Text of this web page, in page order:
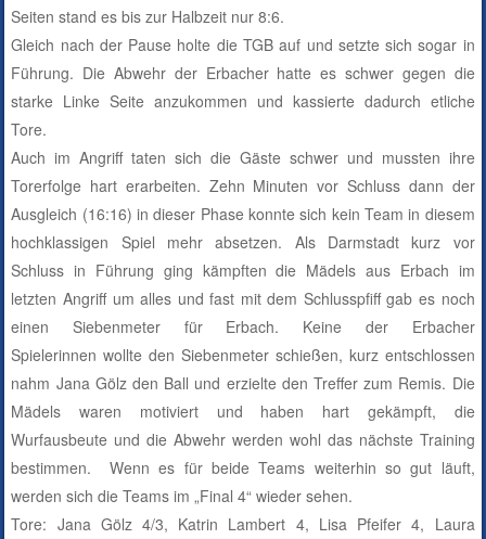
Seiten stand es bis zur Halbzeit nur 8:6.
Gleich nach der Pause holte die TGB auf und setzte sich sogar in
Führung. Die Abwehr der Erbacher hatte es schwer gegen die
starke Linke Seite anzukommen und kassierte dadurch etliche
Tore.
Auch im Angriff taten sich die Gäste schwer und mussten ihre
Torerfolge hart erarbeiten. Zehn Minuten vor Schluss dann der
Ausgleich (16:16) in dieser Phase konnte sich kein Team in diesem
hochklassigen Spiel mehr absetzen.
Als Darmstadt kurz vor
Schluss in Führung ging kämpften die Mädels aus Erbach im
letzten Angriff um alles und fast mit dem Schlusspfiff gab es noch
einen Siebenmeter für Erbach. Keine der Erbacher
Spielerinnen wollte den Siebenmeter schießen, kurz entschlossen
nahm Jana Gölz den Ball und erzielte den Treffer zum Remis. Die
Mädels waren motiviert und haben hart gekämpft, die
Wurfausbeute und die Abwehr werden wohl das nächste Training
bestimmen.Wenn es für beide Teams weiterhin so gut läuft,
werden sich die Teams im „Final 4“ wieder sehen.
Tore: Jana Gölz 4/3, Katrin Lambert 4, Lisa Pfeifer 4, Laura